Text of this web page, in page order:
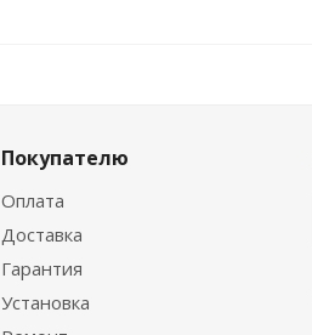
Покупателю
Оплата
Доставка
Гарантия
Установка